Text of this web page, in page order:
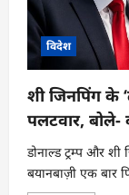
विदेश
शी जिनपिंग के
पलटवार,
डोनाल्ड ट्रम्प और
बयानबाज़ी एक बार